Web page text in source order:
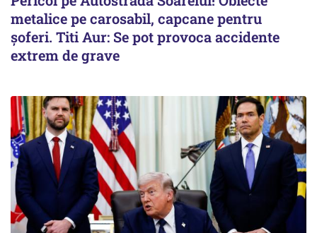
metalice pe carosabil, capcane pentru
șoferi. Titi Aur: Se pot provoca accidente
extrem de grave